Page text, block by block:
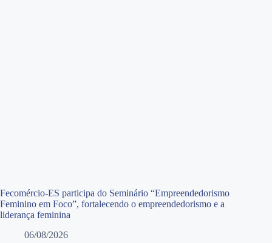
Fecomércio-ES participa do Seminário “Empreendedorismo
Feminino em Foco”, fortalecendo o empreendedorismo e a
liderança feminina
06/08/2026